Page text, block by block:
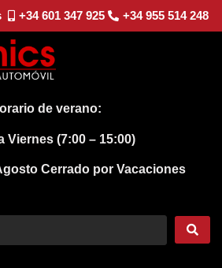
+34 601 347 925 +34 955 514 248
de verano:
Viernes (7:00 – 15:00)
Cerrado por Vacaciones